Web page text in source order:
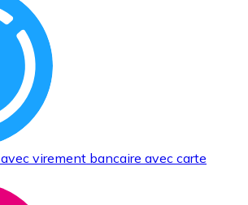
avec virement bancaire avec carte